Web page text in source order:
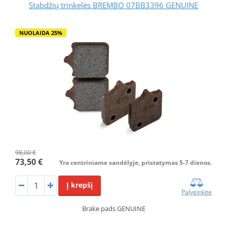
Stabdžių trinkelės BREMBO 07BB3396 GENUINE
NUOLAIDA 25%
98,00 €
73,50 € Yra centriniame sandėlyje, pristatymas 5-7 dienos.
Į krepšį
Palyginkite
Brake pads GENUINE